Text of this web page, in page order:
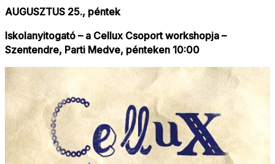
AUGUSZTUS 25., péntek
Iskolanyitogató – a Cellux Csoport workshopja –
Szentendre, Parti Medve, pénteken 10:00